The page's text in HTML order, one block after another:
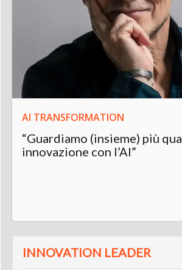
AI TRANSFORMATION
“Guardiamo (insieme) più
innovazione con l’AI”
INNOVATION LEADER